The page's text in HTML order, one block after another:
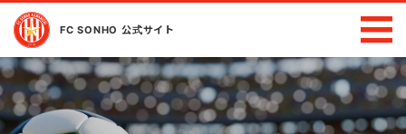
FC SONHO 公式サイト